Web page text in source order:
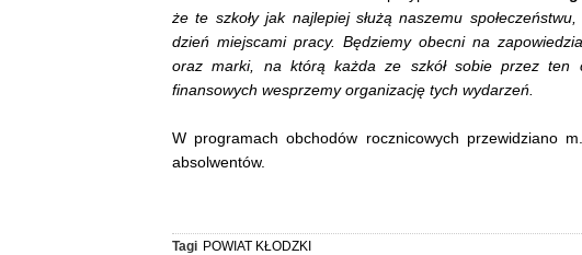
że te szkoły jak najlepiej służą naszemu
dzień miejscami pracy. Będziemy obecni na
oraz marki, na którą każda ze szkół sobie przez ten
finansowych wesprzemy organizację tych wydarzeń.
W programach obchodów rocznicowych przewidziano
absolwentów.
Tagi POWIAT KŁODZKI